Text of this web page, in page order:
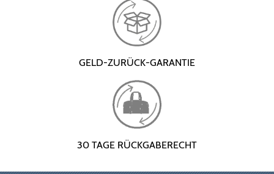
GELD-ZURÜCK-GARANTIE
30 TAGE RÜCKGABERECHT